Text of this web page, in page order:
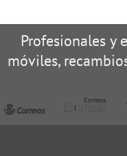
Profesionales y
móviles,